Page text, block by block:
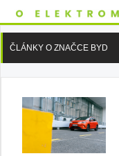
ČLÁNKY O ZNAČCE BYD